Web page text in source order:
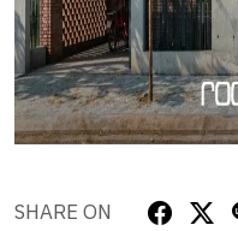
SHARE ON